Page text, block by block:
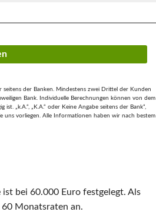
der Banken. Mindestens zwei Drittel der Kunden
Bank. Individuelle Berechnungen können von dem
„k.A.“, „K.A.“ oder Keine Angabe seitens der Bank“,
uns vorliegen. Alle Informationen haben wir nach bestem
bei 60.000 Euro festgelegt. Als
Monatsraten an.